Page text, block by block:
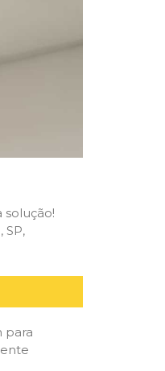
solução!
SP,
para